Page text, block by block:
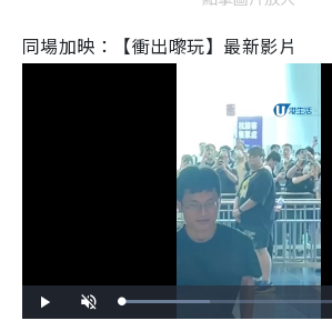
同場加映：【衝出嚟玩】最新影片
l
n
L
o